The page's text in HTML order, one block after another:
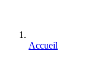
Accueil